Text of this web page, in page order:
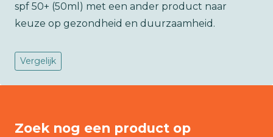
spf 50+ (50ml) met een ander product naar
keuze op gezondheid en duurzaamheid.
Vergelijk
Zoek nog een product op